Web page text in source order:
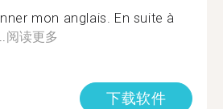
mon anglais. En suite à
阅读更多
下载软件